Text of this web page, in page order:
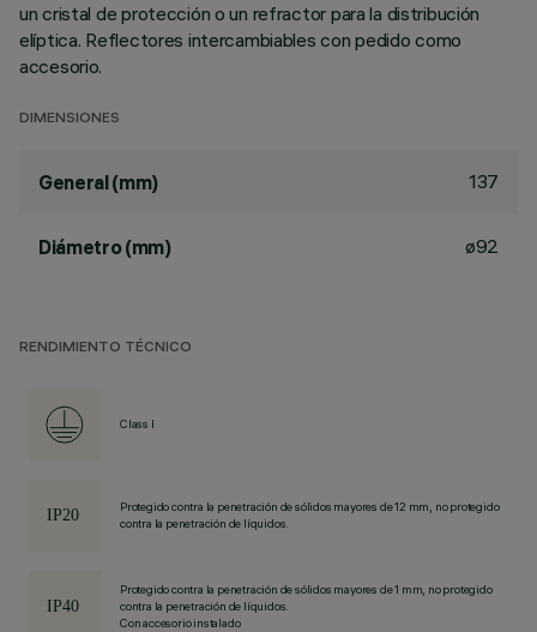
un cristal de protección o un refractor para la distribución
elíptica. Reflectores intercambiables con pedido como
accesorio.
DIMENSIONES
General (mm) 137
Diámetro (mm) ø92
RENDIMIENTO TÉCNICO
Class I
Protegido contra la penetración de sólidos mayores de 12 mm, no protegido
contra la penetración de líquidos.
Protegido contra la penetración de sólidos mayores de 1 mm, no protegido
contra la penetración de líquidos.
Con accesorio instalado